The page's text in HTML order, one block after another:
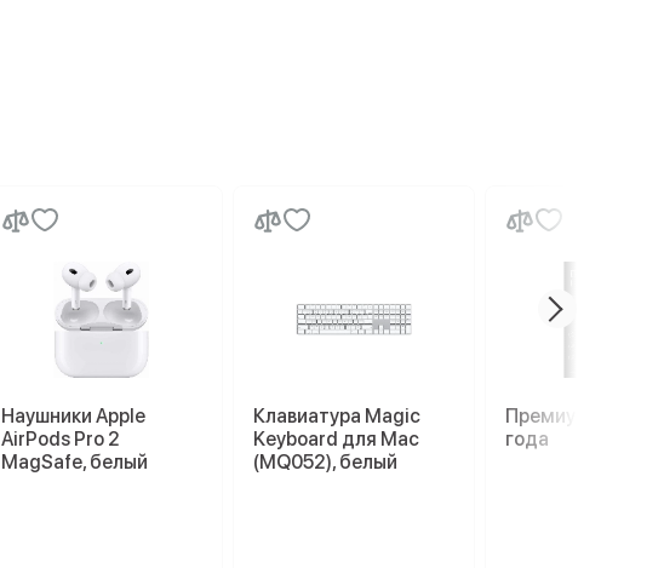
Наушники Apple
AirPods Pro 2
MagSafe, белый
Клавиатура Magic
Keyboard для Mac
(MQ052), белый
Премиум
года